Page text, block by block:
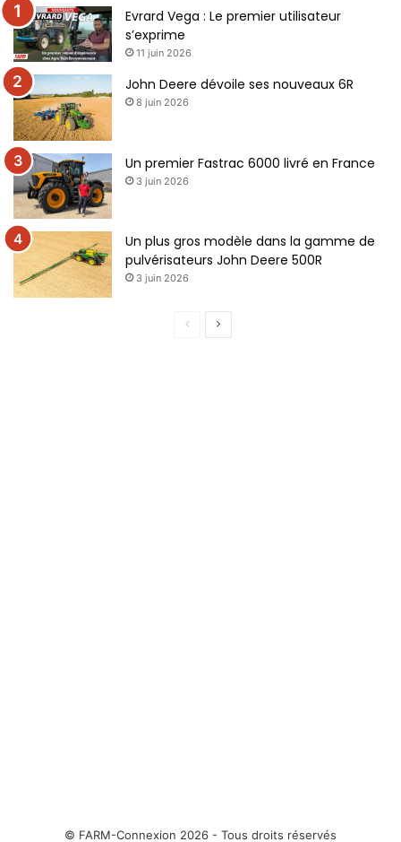
ERTL Britains / 1/32 / Steiger Cougar IV KM280 1/32
jumelage intégral. Disponible été 2023
Evrard Vega : Le premier utilisateur
s’exprime
11 juin 2026
John Deere dévoile ses nouveaux 6R
8 juin 2026
Un premier Fastrac 6000 livré en France
3 juin 2026
Un plus gros modèle dans la gamme de
pulvérisateurs John Deere 500R
3 juin 2026
Page
Page
© FARM-Connexion 2026 - Tous droits réservés